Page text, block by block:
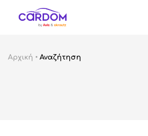
Αρχική • Αναζήτηση